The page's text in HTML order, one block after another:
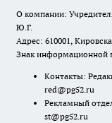
О компании:
Ю.Г.
Адрес: 610001,
Знак информационной
Контакты:
red@pg52.ru
Рекламный
st@pg52.ru